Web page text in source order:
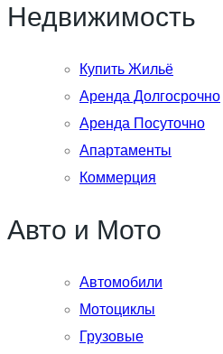
Недвижимость
Купить Жильё
Аренда Долгосрочно
Аренда Посуточно
Апартаменты
Коммерция
Авто и Мото
Автомобили
Мотоциклы
Грузовые